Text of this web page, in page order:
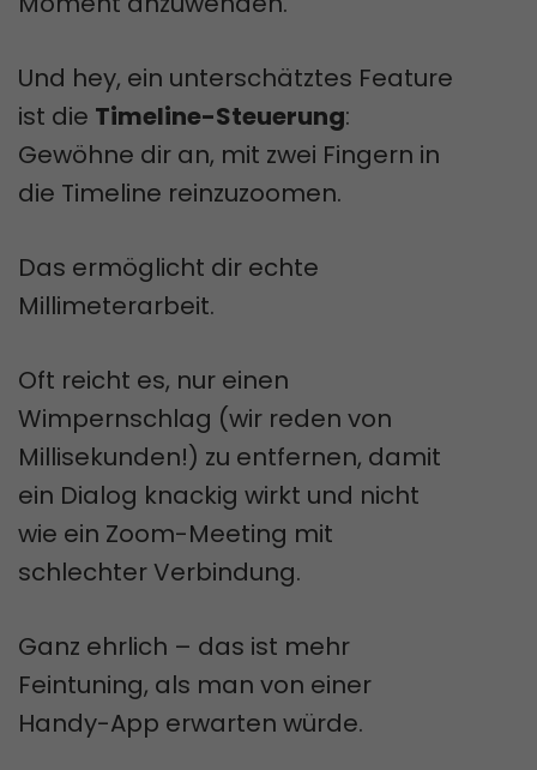
Und hey, ein unterschätztes Feature
ist die Timeline-Steuerung:
Gewöhne dir an, mit zwei Fingern in
die Timeline reinzuzoomen.
Das ermöglicht dir echte
Millimeterarbeit.
Oft reicht es, nur einen
Wimpernschlag (wir reden von
Millisekunden!) zu entfernen, damit
ein Dialog knackig wirkt und nicht
wie ein Zoom-Meeting mit
schlechter Verbindung.
Ganz ehrlich – das ist mehr
Feintuning, als man von einer
Handy-App erwarten würde.